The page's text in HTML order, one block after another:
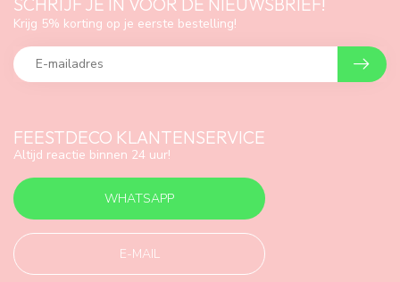
FEESTDECO KLANTENSERVICE
Altijd reactie binnen 24 uur!
WHATSAPP
E-MAIL
Krijg 5% korting op je eerste bestelling!